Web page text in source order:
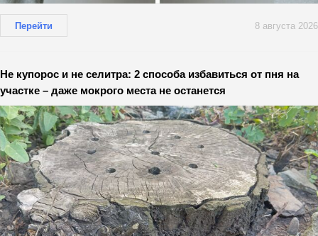
Перейти 8 августа 2026
Не купорос и не селитра: 2 способа избавиться от пня на
участке – даже мокрого места не останется